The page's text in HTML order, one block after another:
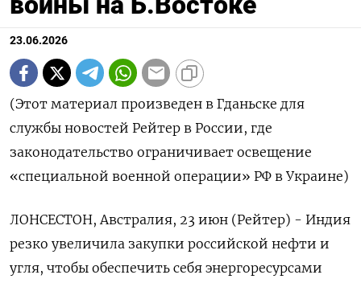
23.06.2026
(Этот материал произведен в Гданьске для
службы новостей Рейтер в России, где
законодательство ограничивает освещение
«специальной военной операции» РФ в Украине)
ЛОНСЕСТОН, Австралия, 23 июн (Рейтер) - Индия
резко увеличила закупки российской нефти и
угля, чтобы обеспечить себя энергоресурсами